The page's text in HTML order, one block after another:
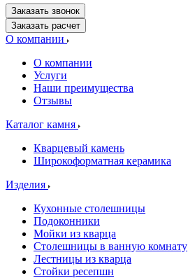
Заказать звонок
Заказать расчет
О компании
О компании
Услуги
Наши преимущества
Отзывы
Каталог камня
Кварцевый камень
Широкоформатная керамика
Изделия
Кухонные столешницы
Подоконники
Мойки из кварца
Столешницы в ванную комнату
Лестницы из кварца
Стойки ресепшн